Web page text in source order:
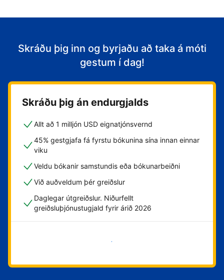
Skráðu þig inn og byrjaðu að taka á móti
gestum í dag!
Skráðu þig án endurgjalds
Allt að 1 milljón USD eignatjónsvernd
45% gestgjafa fá fyrstu bókunina sína innan einnar
viku
Veldu bókanir samstundis eða bókunarbeiðni
Við auðveldum þér greiðslur
Daglegar útgreiðslur. Niðurfellt
greiðsluþjónustugjald fyrir árið 2026
Byrja núna